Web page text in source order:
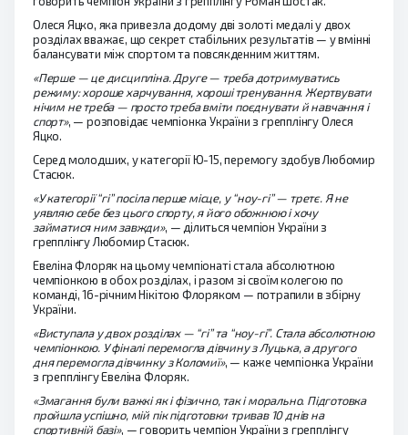
Олеся Яцко, яка привезла додому дві золоті медалі у двох
розділах вважає, що секрет стабільних результатів — у вмінні
балансувати між спортом та повсякденним життям.
«Перше — це дисципліна. Друге — треба дотримуватись
режиму: хороше харчування, хороші тренування. Жертвувати
нічим не треба — просто треба вміти поєднувати й навчання і
спорт», — розповідає чемпіонка України з грепплінгу Олеся
Яцко.
Серед молодших, у категорії Ю-15, перемогу здобув Любомир
Стасюк.
«У категорії “гі” посіла перше місце, у “ноу-гі” — третє. Я не
уявляю себе без цього спорту, я його обожнюю і хочу
займатися ним завжди», — ділиться чемпіон України з
грепплінгу Любомир Стасюк.
Евеліна Флоряк на цьому чемпіонаті стала абсолютною
чемпіонкою в обох розділах, і разом зі своїм колегою по
команді, 16-річним Нікітою Флоряком — потрапили в збірну
України.
«Виступала у двох розділах — “гі” та “ноу-гі”. Стала абсолютною
чемпіонкою. У фіналі перемогла дівчину з Луцька, а другого
дня перемогла дівчинку з Коломиї», — каже чемпіонка України
з грепплінгу Евеліна Флоряк.
«Змагання були важкі як і фізично, так і морально. Підготовка
пройшла успішно, мій пік підготовки тривав 10 днів на
спортивній базі», — говорить чемпіон України з грепплінгу